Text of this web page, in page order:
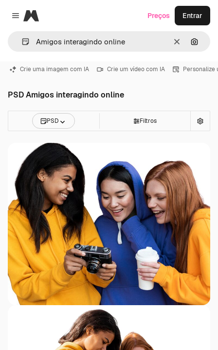
Close menu
Magnific
Limpar
Preços Entrar
Crie uma imagem com IA Crie um vídeo com IA Personalize
PSD Amigos interagindo online
PSD Filtros